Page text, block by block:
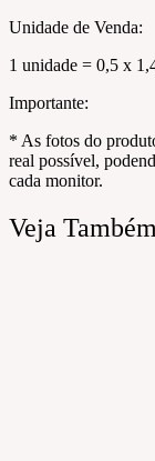
Unidade de Venda:
1 unidade = 0,5 x
Importante:
* As fotos do
real possível,
cada monitor.
Veja